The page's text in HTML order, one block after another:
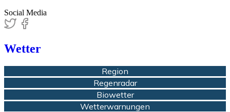
Social Media
Wetter
Region
Regenradar
Biowetter
Wetterwarnungen